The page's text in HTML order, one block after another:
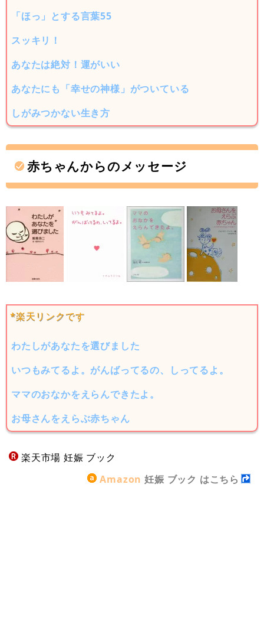
「ほっ」とする言葉55
スッキリ！
あなたは絶対！運がいい
あなたにも「幸せの神様」がついている
しがみつかない生き方
赤ちゃんからのメッセージ
*楽天リンクです
わたしがあなたを選びました
いつもみてるよ。がんばってるの、しってるよ。
ママのおなかをえらんできたよ。
お母さんをえらぶ赤ちゃん
楽天市場 妊娠 ブック
Amazon 妊娠 ブック はこちら